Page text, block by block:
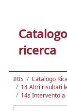
ricerca
IRIS
Catalogo
14 Altri risultati
14s Intervento